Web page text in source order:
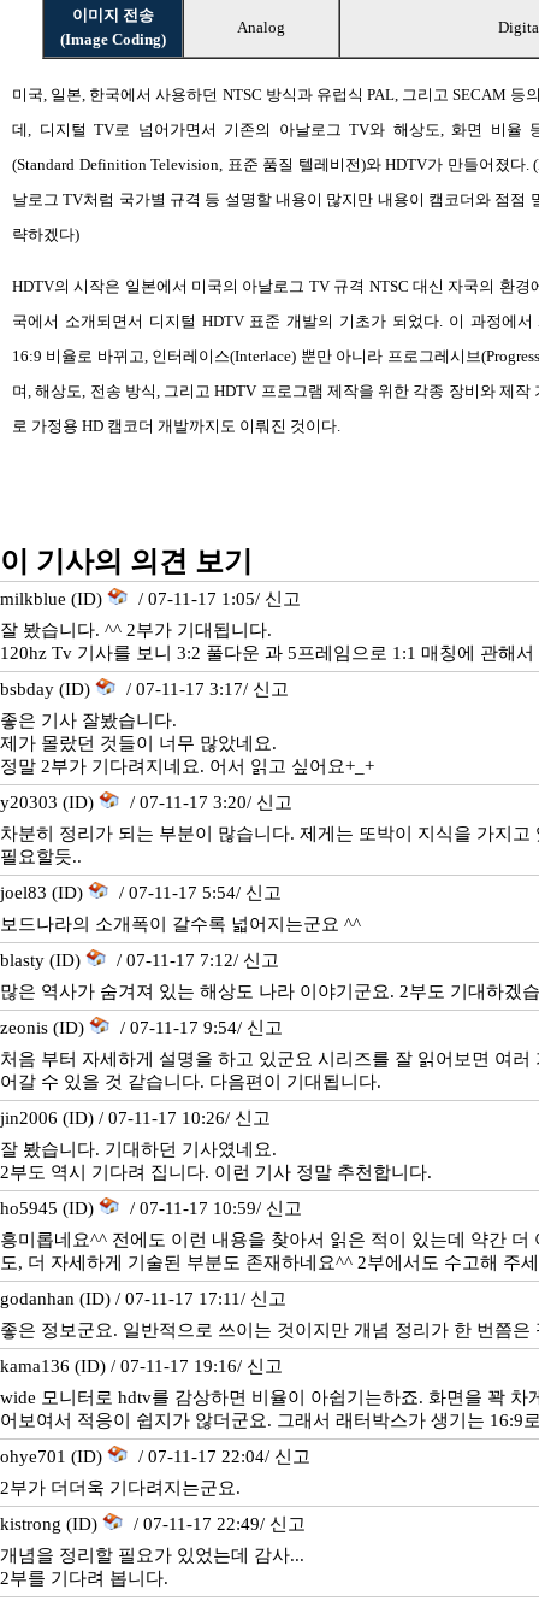
이미지 전송
(Image Coding)
Analog
미국, 일본, 한국에서 사용하던 NTSC 방식과 유럽식 PAL, 그리고 SECAM 등
데, 디지털 TV로 넘어가면서 기존의 아날로그 TV와 해상도, 화면 비율
(Standard Definition Television, 표준 품질 텔레비전)와 HDTV가 만들어졌다.
날로그 TV처럼 국가별 규격 등 설명할 내용이 많지만 내용이 캠코더와 점점
략하겠다)
HDTV의 시작은 일본에서 미국의 아날로그 TV 규격 NTSC 대신 자국의 환경
국에서 소개되면서 디지털 HDTV 표준 개발의 기초가 되었다. 이 과정에
16:9 비율로 바뀌고, 인터레이스(Interlace) 뿐만 아니라 프로그레시브
며, 해상도, 전송 방식, 그리고 HDTV 프로그램 제작을 위한 각종 장비와 제
로 가정용 HD 캠코더 개발까지도 이뤄진 것이다.
이 기사의 의견 보기
milkblue (ID) / 07-11-17 1:05/ 신고
잘 봤습니다. ^^ 2부가 기대됩니다.
120hz Tv 기사를 보니 3:2 풀다운 과 5프레임으로 1:1 매칭에 관해
bsbday (ID)
/ 07-11-17 3:17/ 신고
좋은 기사 잘봤습니다.
제가 몰랐던 것들이 너무 많았네요.
정말 2부가 기다려지네요. 어서 읽고 싶어요+_+
y20303 (ID)
/ 07-11-17 3:20/ 신고
차분히 정리가 되는 부분이 많습니다. 제게는 또박이 지식을 가지고
필요할듯..
joel83 (ID)
/ 07-11-17 5:54/ 신고
보드나라의 소개폭이 갈수록 넓어지는군요 ^^
blasty (ID)
/ 07-11-17 7:12/ 신고
많은 역사가 숨겨져 있는 해상도 나라 이야기군요. 2부도 기대하겠
zeonis (ID)
/ 07-11-17 9:54/ 신고
처음 부터 자세하게 설명을 하고 있군요 시리즈를 잘 읽어보면 여러
어갈 수 있을 것 같습니다. 다음편이 기대됩니다.
jin2006 (ID) / 07-11-17 10:26/ 신고
잘 봤습니다. 기대하던 기사였네요.
2부도 역시 기다려 집니다. 이런 기사 정말 추천합니다.
ho5945 (ID)
/ 07-11-17 10:59/ 신고
흥미롭네요^^ 전에도 이런 내용을 찾아서 읽은 적이 있는데 약간 더
도, 더 자세하게 기술된 부분도 존재하네요^^ 2부에서도 수고해 주
godanhan (ID) / 07-11-17 17:11/ 신고
좋은 정보군요. 일반적으로 쓰이는 것이지만 개념 정리가 한 번쯤은
kama136 (ID) / 07-11-17 19:16/ 신고
wide 모니터로 hdtv를 감상하면 비율이 아쉽기는하죠. 화면을 꽉 차
어보여서 적응이 쉽지가 않더군요. 그래서 래터박스가 생기는 16:9
ohye701 (ID)
/ 07-11-17 22:04/ 신고
2부가 더더욱 기다려지는군요.
kistrong (ID)
/ 07-11-17 22:49/ 신고
개념을 정리할 필요가 있었는데 감사...
2부를 기다려 봅니다.